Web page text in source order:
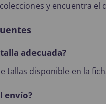
y encuentra el
adecuada?
tallas disponible en la
envío?